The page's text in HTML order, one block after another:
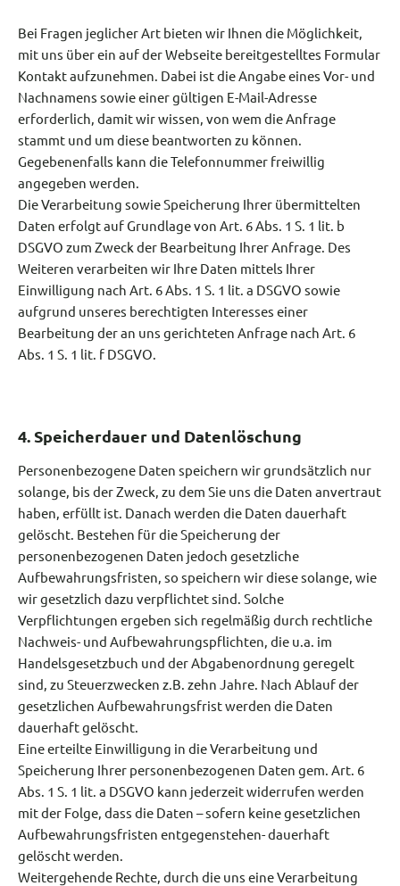
Bei Fragen jeglicher Art bieten wir Ihnen die Möglichkeit,
mit uns über ein auf der Webseite bereitgestelltes Formular
Kontakt aufzunehmen. Dabei ist die Angabe eines Vor- und
Nachnamens sowie einer gültigen E-Mail-Adresse
erforderlich, damit wir wissen, von wem die Anfrage
stammt und um diese beantworten zu können.
Gegebenenfalls kann die Telefonnummer freiwillig
angegeben werden.
Die Verarbeitung sowie Speicherung Ihrer übermittelten
Daten erfolgt auf Grundlage von Art. 6 Abs. 1 S. 1 lit. b
DSGVO zum Zweck der Bearbeitung Ihrer Anfrage. Des
Weiteren verarbeiten wir Ihre Daten mittels Ihrer
Einwilligung nach Art. 6 Abs. 1 S. 1 lit. a DSGVO sowie
aufgrund unseres berechtigten Interesses einer
Bearbeitung der an uns gerichteten Anfrage nach Art. 6
Abs. 1 S. 1 lit. f DSGVO.
4. Speicherdauer und Datenlöschung
Personenbezogene Daten speichern wir grundsätzlich nur
solange, bis der Zweck, zu dem Sie uns die Daten anvertraut
haben, erfüllt ist. Danach werden die Daten dauerhaft
gelöscht. Bestehen für die Speicherung der
personenbezogenen Daten jedoch gesetzliche
Aufbewahrungsfristen, so speichern wir diese solange, wie
wir gesetzlich dazu verpflichtet sind. Solche
Verpflichtungen ergeben sich regelmäßig durch rechtliche
Nachweis- und Aufbewahrungspflichten, die u.a. im
Handelsgesetzbuch und der Abgabenordnung geregelt
sind, zu Steuerzwecken z.B. zehn Jahre. Nach Ablauf der
gesetzlichen Aufbewahrungsfrist werden die Daten
dauerhaft gelöscht.
Eine erteilte Einwilligung in die Verarbeitung und
Speicherung Ihrer personenbezogenen Daten gem. Art. 6
Abs. 1 S. 1 lit. a DSGVO kann jederzeit widerrufen werden
mit der Folge, dass die Daten – sofern keine gesetzlichen
Aufbewahrungsfristen entgegenstehen- dauerhaft
gelöscht werden.
Weitergehende Rechte, durch die uns eine Verarbeitung